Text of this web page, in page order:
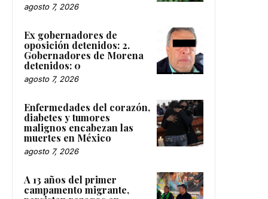
agosto 7, 2026
Ex gobernadores de
oposición detenidos: 2.
Gobernadores de Morena
detenidos: 0
agosto 7, 2026
Enfermedades del corazón,
diabetes y tumores
malignos encabezan las
muertes en México
agosto 7, 2026
A 13 años del primer
campamento migrante,